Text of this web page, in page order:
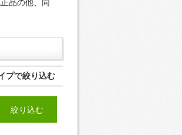
品の他、同
プで絞り込む
絞り込む